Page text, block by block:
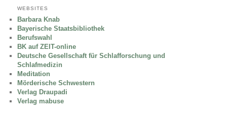
WEBSITES
Barbara Knab
Bayerische Staatsbibliothek
Berufswahl
BK auf ZEIT-online
Deutsche Gesellschaft für Schlafforschung und
Schlafmedizin
Meditation
Mörderische Schwestern
Verlag Draupadi
Verlag mabuse